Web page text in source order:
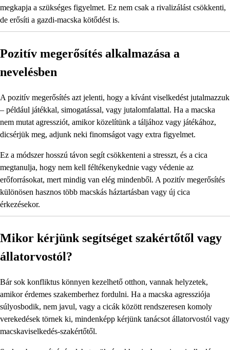
megkapja a szükséges figyelmet. Ez nem csak a rivalizálást csökkenti,
de erősíti a gazdi-macska kötődést is.
Pozitív megerősítés alkalmazása a
nevelésben
A pozitív megerősítés azt jelenti, hogy a kívánt viselkedést jutalmazzuk
– például játékkal, simogatással, vagy jutalomfalattal. Ha a macska
nem mutat agressziót, amikor közelítünk a táljához vagy játékához,
dicsérjük meg, adjunk neki finomságot vagy extra figyelmet.
Ez a módszer hosszú távon segít csökkenteni a stresszt, és a cica
megtanulja, hogy nem kell féltékenykednie vagy védenie az
erőforrásokat, mert mindig van elég mindenből. A pozitív megerősítés
különösen hasznos több macskás háztartásban vagy új cica
érkezésekor.
Mikor kérjünk segítséget szakértőtől vagy
állatorvostól?
Bár sok konfliktus könnyen kezelhető otthon, vannak helyzetek,
amikor érdemes szakemberhez fordulni. Ha a macska agressziója
súlyosbodik, nem javul, vagy a cicák között rendszeresen komoly
verekedések törnek ki, mindenképp kérjünk tanácsot állatorvostól vagy
macskaviselkedés-szakértőtől.